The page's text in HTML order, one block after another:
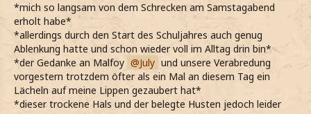
*mich so langsam von dem Schrecken am Samstagabend
erholt habe*
*allerdings durch den Start des Schuljahres auch genug
Ablenkung hatte und schon wieder voll im Alltag drin bin*
*der Gedanke an Malfoy
July und unsere Verabredung
vorgestern trotzdem öfter als ein Mal an diesem Tag ein
Lächeln auf meine Lippen gezaubert hat*
*dieser trockene Hals und der belegte Husten jedoch leider